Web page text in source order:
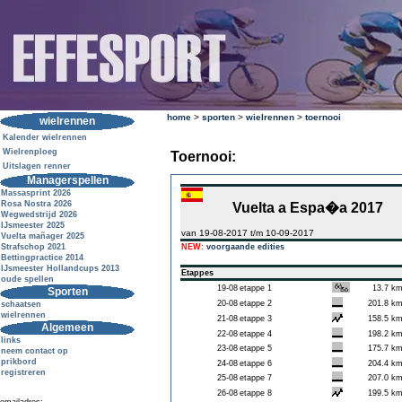
wielrennen
Kalender wielrennen
Wielrenploeg
Uitslagen renner
Managerspellen
Massasprint 2026
Rosa Nostra 2026
Wegwedstrijd 2026
IJsmeester 2025
Vuelta mañager 2025
Strafschop 2021
Bettingpractice 2014
IJsmeester Hollandcups 2013
oude spellen
Sporten
schaatsen
wielrennen
Algemeen
links
neem contact op
prikbord
registreren
home > sporten > wielrennen > toernooi
Toernooi:
Vuelta a Espa�a 2017
van 19-08-2017 t/m 10-09-2017
NEW: voorgaande edities
Etappes
19-08 etappe 1
13.7 km
20-08 etappe 2
201.8 km
21-08 etappe 3
158.5 km
22-08 etappe 4
198.2 km
23-08 etappe 5
175.7 km
24-08 etappe 6
204.4 km
25-08 etappe 7
207.0 km
26-08 etappe 8
199.5 km